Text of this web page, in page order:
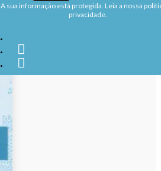
A sua informação está protegida. Leia a nossa
privacidade.